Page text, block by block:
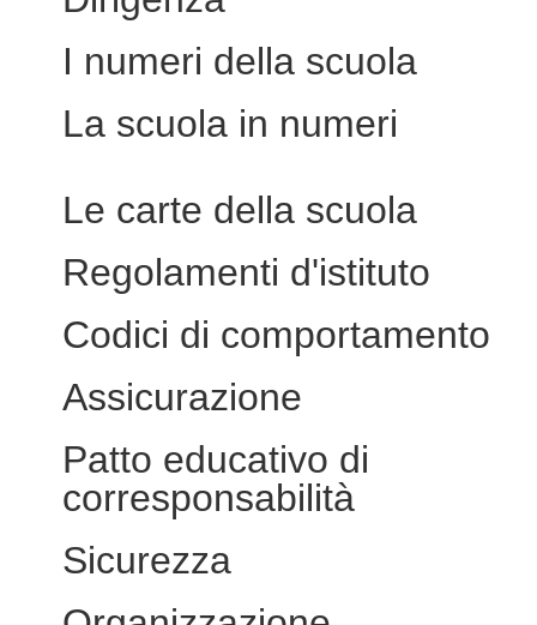
I numeri della scuola
La scuola in numeri
Le carte della scuola
Regolamenti d'istituto
Codici di comportamento
Assicurazione
Patto educativo di
corresponsabilità
Sicurezza